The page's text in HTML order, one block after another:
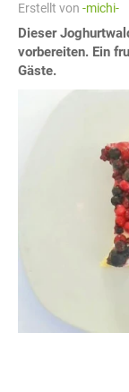
Erstellt von -michi-
Dieser
vorbereiten. Ein
Gäste.